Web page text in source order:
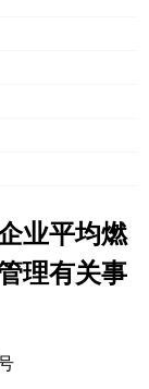
业平均燃
理有关事